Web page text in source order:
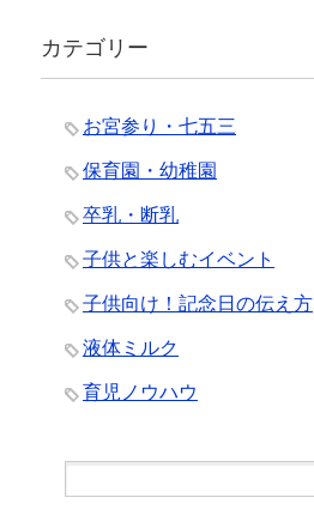
カテゴリー
お宮参り・七五三
保育園・幼稚園
卒乳・断乳
子供と楽しむイベント
子供向け！記念日の伝え方
液体ミルク
育児ノウハウ